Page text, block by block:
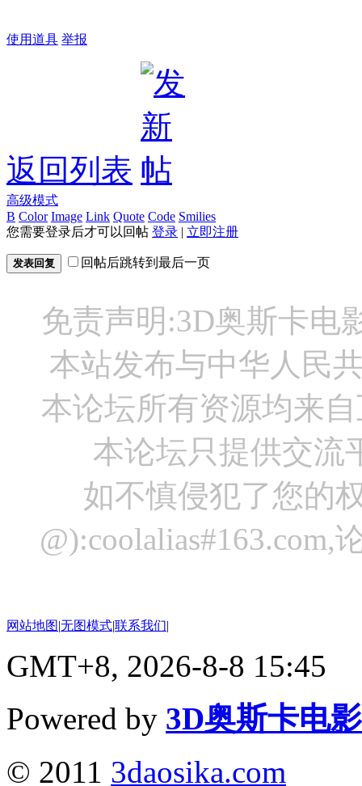
使用道具 举报
返回列表
高级模式
B Color Image Link Quote Code Smilies
您需要登录后才可以回帖 登录 | 立即注册
发表回复 回帖后跳转到最后一页
免责声明:3D奥斯卡电
本站发布与中华人民
本论坛所有资源均来
本论坛只提供交流
如不慎侵犯了您的
网站地图|无图模式|联系我们|
GMT+8, 2026-8-8 15:45
Powered by 3D奥斯卡电
© 2011 3daosika.com